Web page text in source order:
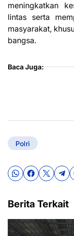
meningkatkan
lintas serta
masyarakat,
bangsa.
Baca Juga:
Polri
Berita Terkait